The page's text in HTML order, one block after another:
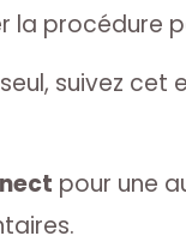
la procédure
suivez
pour une